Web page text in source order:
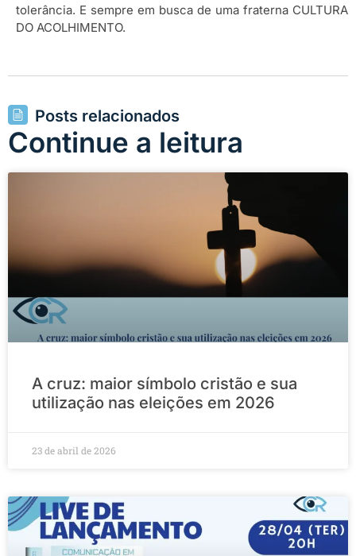
tolerância. E sempre em busca de uma fraterna CULTURA
DO ACOLHIMENTO.
Posts relacionados
Continue a leitura
A cruz: maior símbolo cristão e sua
utilização nas eleições em 2026
23 de abril de 2026